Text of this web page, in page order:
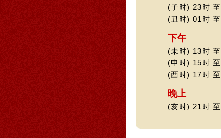
(子时) 23时
(丑时) 01时
下午
(未时) 13时
(申时) 15时
(酉时) 17时
晚上
(亥时) 21时